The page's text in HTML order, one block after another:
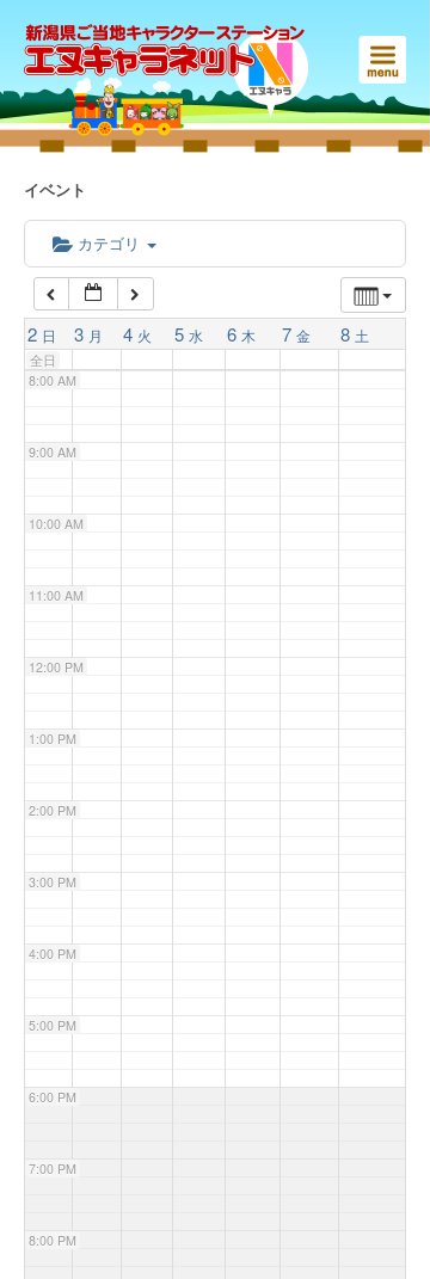
イベント
カテゴリ
2 日 3 月 4 火 5 水 6 木 7 金 8 土
全日
3:00 AM
4:00 AM
6:00 AM
7:00 AM
8:00 AM
9:00 AM
10:00 AM
11:00 AM
12:00 PM
1:00 PM
2:00 PM
3:00 PM
4:00 PM
5:00 PM
6:00 PM
7:00 PM
8:00 PM